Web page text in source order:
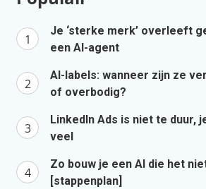
Je ‘sterke merk’ overleeft
een AI-agent
AI-labels: wanneer zijn ze
of overbodig?
LinkedIn Ads is niet te duur,
veel
Zo bouw je een AI die het
[stappenplan]